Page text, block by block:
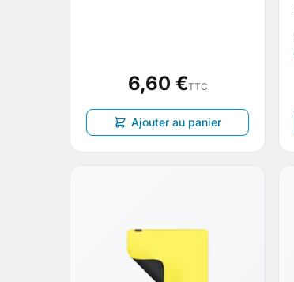
6,60 €TTC
Ajouter au panier